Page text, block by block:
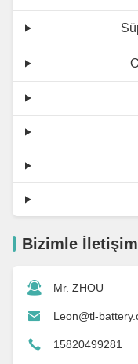
Bizimle İletişim
Mr. ZHOU
Leon@tl-
15820499281